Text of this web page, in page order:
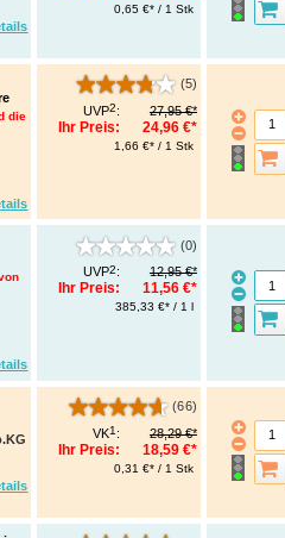
0,65 €* / 1 Stk
die
(5)
UVP2: 27,95 €*
Ihr Preis: 24,96 €*
1,66 €* / 1 Stk
(0)
UVP2: 12,95 €*
Ihr Preis: 11,56 €*
385,33 €* / 1 l
(66)
VK1: 28,29 €*
Ihr Preis: 18,59 €*
0,31 €* / 1 Stk